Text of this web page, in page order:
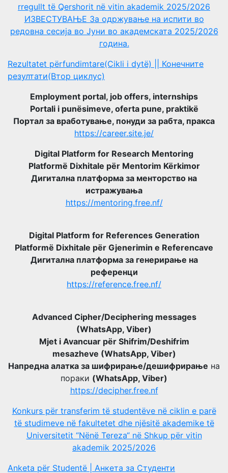
rregullt të Qershorit në vitin akademik 2025/2026
ИЗВЕСТУВАЊЕ За одржување на испити во
редовна сесија во Јуни во академската 2025/2026
година.
Rezultatet përfundimtare(Cikli i dytë) || Конечните
резултати(Втор циклус)
Employment portal, job offers, internships
Portali i punësimeve, oferta pune, praktikë
Портал за вработување, понуди за рабта, пракса
https://career.site.je/
Digital Platform for Research Mentoring
Platformë Dixhitale për Mentorim Kërkimor
Дигитална платформа за менторство на
истражувања
https://mentoring.free.nf/
Digital Platform for References Generation
Platformë Dixhitale për Gjenerimin e Referencave
Дигитална платформа за генерирање на
референци
https://reference.free.nf/
Advanced Cipher/Deciphering messages
(WhatsApp, Viber)
Mjet i Avancuar për Shifrim/Deshifrim
mesazheve (WhatsApp, Viber)
Напредна алатка за шифрирање/дешифрирање на
пораки (WhatsApp, Viber)
https://decipher.free.nf
Konkurs për transferim të studentëve në ciklin e parë
të studimeve në fakultetet dhe njësitë akademike të
Universitetit “Nënë Tereza“ në Shkup për vitin
akademik 2025/2026
Anketa për Studentë | Анкета за Студенти